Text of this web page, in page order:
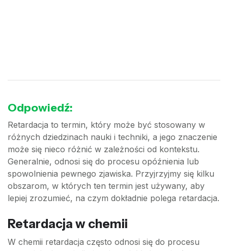
Odpowiedź:
Retardacja to termin, który może być stosowany w
różnych dziedzinach nauki i techniki, a jego znaczenie
może się nieco różnić w zależności od kontekstu.
Generalnie, odnosi się do procesu opóźnienia lub
spowolnienia pewnego zjawiska. Przyjrzyjmy się kilku
obszarom, w których ten termin jest używany, aby
lepiej zrozumieć, na czym dokładnie polega retardacja.
Retardacja w chemii
W chemii retardacja często odnosi się do procesu